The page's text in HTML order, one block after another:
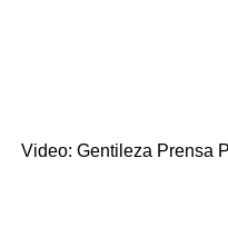
Video: Gentileza Prensa